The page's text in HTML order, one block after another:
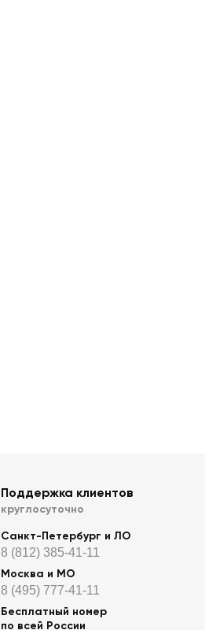
Поддержка клиентов
круглосуточно
Санкт-Петербург и ЛО
8 (812) 385-41-11
Москва и МО
8 (495) 777-41-11
Бесплатный номер
по всей России